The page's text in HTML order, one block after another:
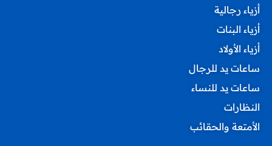
أزياء رجالية
أزياء البنات
أزياء الأولاد
ساعات يد للرجال
ساعات يد للنساء
النظارات
الأمتعة والحقائب